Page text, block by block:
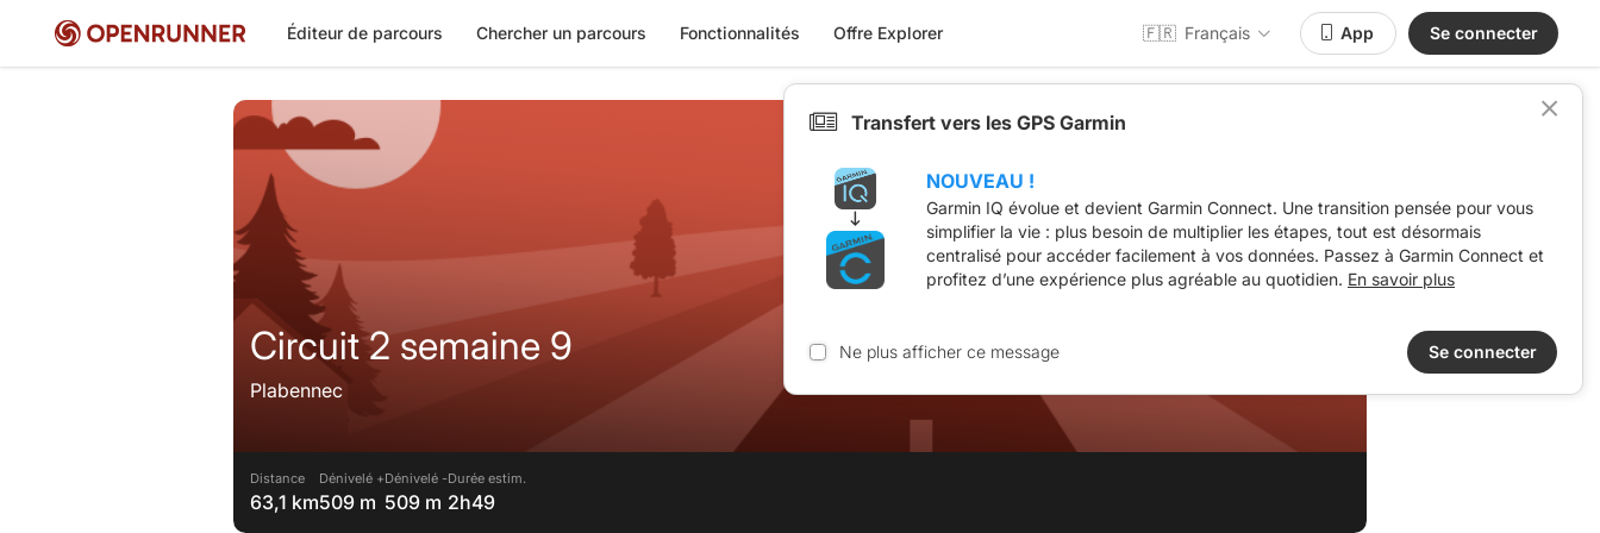
Éditeur de parcours Chercher un parcours Fonctionnalités Offre Explorer 🇫🇷 Français App Se connecter
Circuit 2 semaine 9
Plabennec
Distance
63,1 km
Dénivelé +
509 m
Dénivelé -
509 m
Durée estim.
2h49
Transfert vers les GPS Garmin
NOUVEAU !
Garmin IQ évolue et devient Garmin Connect. Une transition pensée pour vous
simplifier la vie : plus besoin de multiplier les étapes, tout est désormais
centralisé pour accéder facilement à vos données. Passez à Garmin Connect et
profitez d’une expérience plus agréable au quotidien. En savoir plus
Ne plus afficher ce message Se connecter